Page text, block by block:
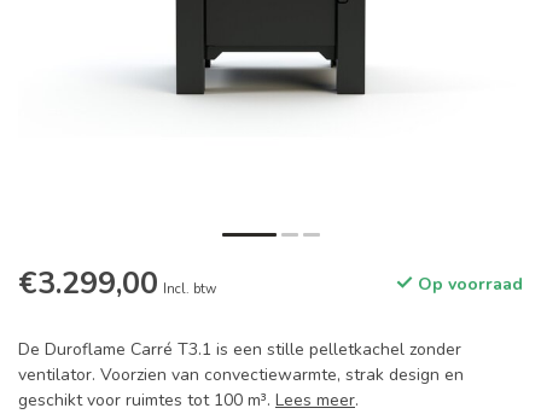
€3.299,00 Incl. btw Op voorraad
De Duroflame Carré T3.1 is een stille pelletkachel zonder
ventilator. Voorzien van convectiewarmte, strak design en
geschikt voor ruimtes tot 100 m³. Lees meer.